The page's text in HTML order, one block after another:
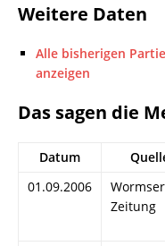
Weitere Daten
Alle bisherigen
anzeigen
Das sagen die
Datum
01.09.2006
Wormser
Zeitung